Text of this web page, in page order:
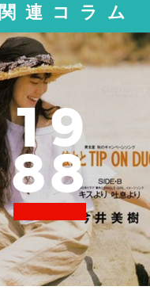
関連コラム
19
88